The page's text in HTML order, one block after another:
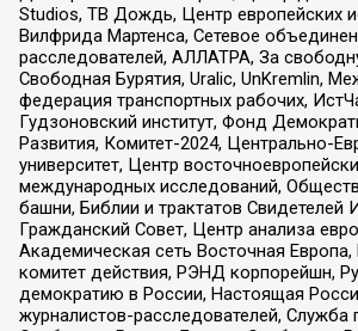
Studios, ТВ Дождь, Центр европейских
Вилфрида Мартенса, Сетевое
расследователей, АЛЛАТРА, За
Свободная Бурятия, Uralic, UnKremlin,
федерация транспортных рабочих,
Гудзоновский институт, Фонд
Развития, Комитет-2024, Центрально-
университет, Центр
международных исследований,
башни, Библии и трактатов Свидетелей
Гражданский Совет, Центр анализа
Академическая сеть Восточная Европа,
комитет действия, РЭНД корпорейшн,
демократию в России, Настоящая
журналистов-расследователей, Служба